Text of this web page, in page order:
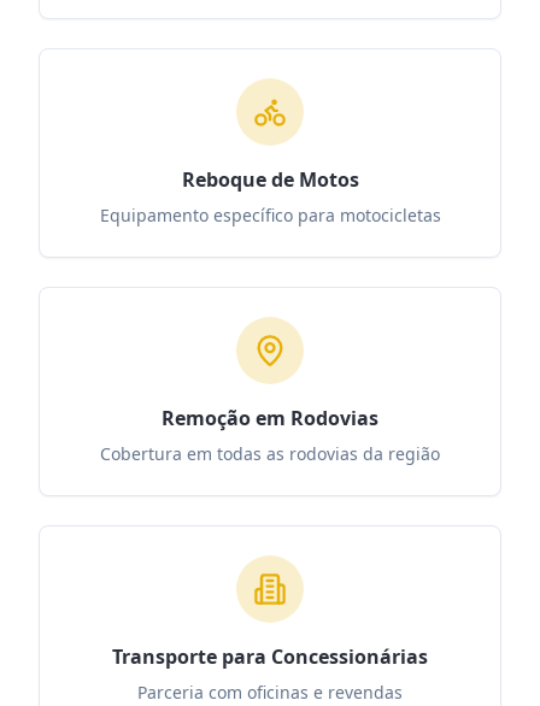
Reboque de Motos
Equipamento específico para motocicletas
Remoção em Rodovias
Cobertura em todas as rodovias da região
Transporte para Concessionárias
Parceria com oficinas e revendas